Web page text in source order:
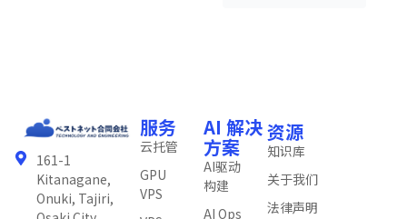
161-1
Kitanagane,
Onuki, Tajiri,
服务
云托管
GPU
VPS
AI 解决
方案
AI驱动
构建
AI Ops
资源
知识库
关于我们
法律声明